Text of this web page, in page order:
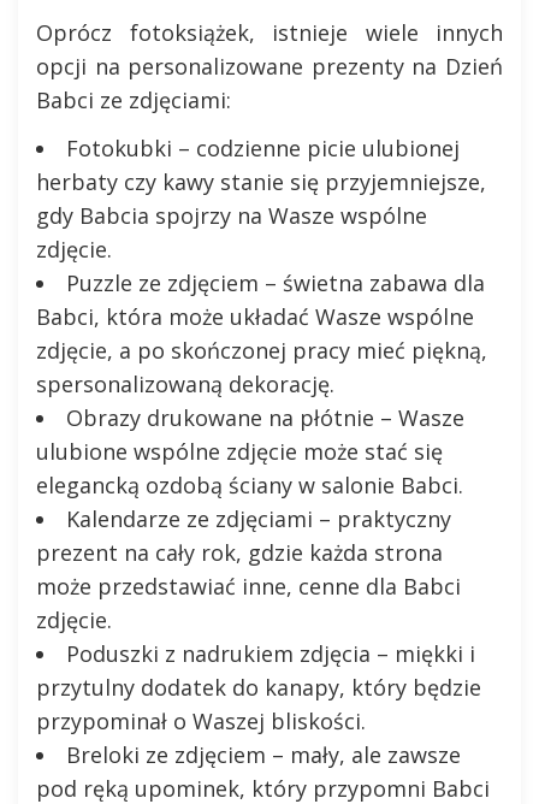
Oprócz fotoksiążek, istnieje wiele innych
opcji na personalizowane prezenty na Dzień
Babci ze zdjęciami:
Fotokubki – codzienne picie ulubionej
herbaty czy kawy stanie się przyjemniejsze,
gdy Babcia spojrzy na Wasze wspólne
zdjęcie.
Puzzle ze zdjęciem – świetna zabawa dla
Babci, która może układać Wasze wspólne
zdjęcie, a po skończonej pracy mieć piękną,
spersonalizowaną dekorację.
Obrazy drukowane na płótnie – Wasze
ulubione wspólne zdjęcie może stać się
elegancką ozdobą ściany w salonie Babci.
Kalendarze ze zdjęciami – praktyczny
prezent na cały rok, gdzie każda strona
może przedstawiać inne, cenne dla Babci
zdjęcie.
Poduszki z nadrukiem zdjęcia – miękki i
przytulny dodatek do kanapy, który będzie
przypominał o Waszej bliskości.
Breloki ze zdjęciem – mały, ale zawsze
pod ręką upominek, który przypomni Babci